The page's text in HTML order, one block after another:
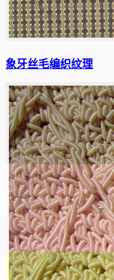
象牙丝毛编织纹理